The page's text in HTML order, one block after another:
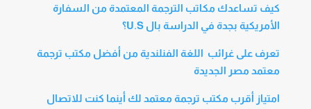
كيف تساعدك مكاتب الترجمة المعتمدة من السفارة
الأمريكية بجدة في الدراسة بال U.S؟
تعرف على غرائب اللغة الفنلندية من أفضل مكتب ترجمة
معتمد مصر الجديدة
امتياز أقرب مكتب ترجمة معتمد لك أينما كنت للاتصال